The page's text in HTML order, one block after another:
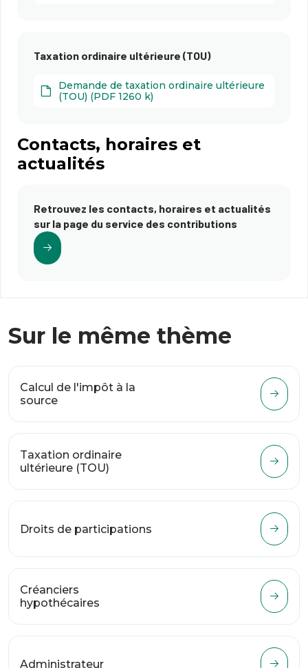
Taxation ordinaire ultérieure (TOU)
Demande de taxation ordinaire ultérieure
(TOU) (PDF 1260 k)
Contacts, horaires et
actualités
Retrouvez les contacts, horaires et actualités
sur la page du service des contributions
Sur le même thème
Calcul de l'impôt à la
source
Taxation ordinaire
ultérieure (TOU)
Droits de participations
Créanciers
hypothécaires
Administrateur